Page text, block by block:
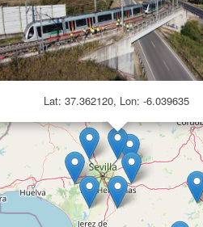
6
Lat: 37.362120, Lon: -6.039635